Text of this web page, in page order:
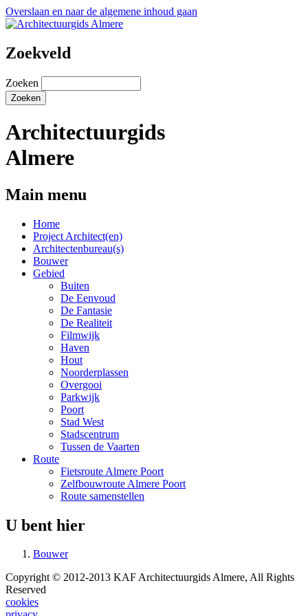
Overslaan en naar de algemene inhoud gaan
Zoekveld
Zoeken
Architectuurgids
Almere
Main menu
Home
Project Architect(en)
Architectenbureau(s)
Bouwer
Gebied
Buiten
De Eenvoud
De Fantasie
De Realiteit
Filmwijk
Haven
Hout
Noorderplassen
Overgooi
Parkwijk
Poort
Stad West
Stadscentrum
Tussen de Vaarten
Route
Fietsroute Almere Poort
Zelfbouwroute Almere Poort
Route samenstellen
U bent hier
Bouwer
Copyright © 2012-2013 KAF Architectuurgids Almere, All Rights
Reserved
cookies